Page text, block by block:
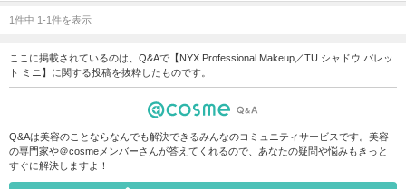
1件中 1-1件を表示
ここに掲載されているのは、Q&Aで【NYX Professional Makeup／TU シャドウ パレッ
ト ミニ】に関する投稿を抜粋したものです。
Q&Aは美容のことならなんでも解決できるみんなのコミュニティサービスです。美容
の専門家や＠cosmeメンバーさんが答えてくれるので、あなたの疑問や悩みもきっと
すぐに解決しますよ！